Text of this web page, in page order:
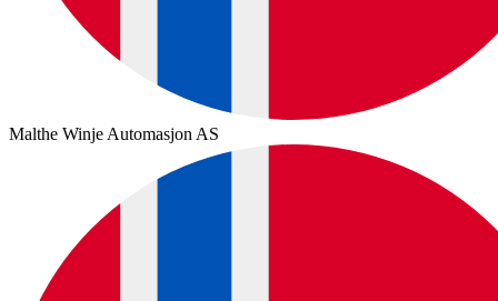
Malthe Winje Automasjon AS